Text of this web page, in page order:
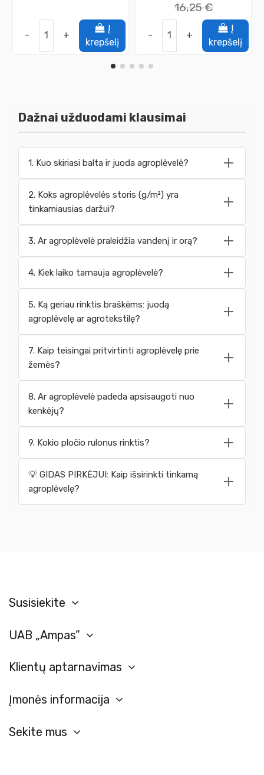
- +
Į
krepšelį
16,25 €
- +
Į
krepšelį
Dažnai užduodami klausimai
1. Kuo skiriasi balta ir juoda agroplėvelė?
2. Koks agroplėvelės storis (g/m²) yra
tinkamiausias daržui?
3. Ar agroplėvelė praleidžia vandenį ir orą?
4. Kiek laiko tarnauja agroplėvelė?
5. Ką geriau rinktis braškėms: juodą
agroplėvelę ar agrotekstilę?
7. Kaip teisingai pritvirtinti agroplėvelę prie
žemės?
8. Ar agroplėvelė padeda apsisaugoti nuo
kenkėjų?
9. Kokio pločio rulonus rinktis?
💡 GIDAS PIRKĖJUI: Kaip išsirinkti tinkamą
agroplėvelę?
Susisiekite
UAB „Ampas”
Klientų aptarnavimas
Įmonės informacija
Sekite mus